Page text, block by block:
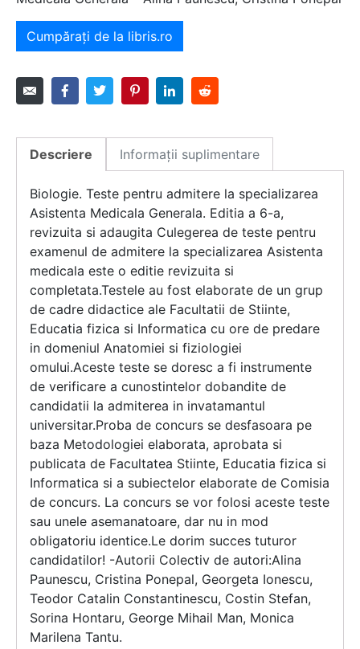
Cumpărați de la libris.ro
Descriere Informații suplimentare
Biologie. Teste pentru admitere la specializarea
Asistenta Medicala Generala. Editia a 6-a,
revizuita si adaugita Culegerea de teste pentru
examenul de admitere la specializarea Asistenta
medicala este o editie revizuita si
completata.Testele au fost elaborate de un grup
de cadre didactice ale Facultatii de Stiinte,
Educatia fizica si Informatica cu ore de predare
in domeniul Anatomiei si fiziologiei
omului.Aceste teste se doresc a fi instrumente
de verificare a cunostintelor dobandite de
candidatii la admiterea in invatamantul
universitar.Proba de concurs se desfasoara pe
baza Metodologiei elaborata, aprobata si
publicata de Facultatea Stiinte, Educatia fizica si
Informatica si a subiectelor elaborate de Comisia
de concurs. La concurs se vor folosi aceste teste
sau unele asemanatoare, dar nu in mod
obligatoriu identice.Le dorim succes tuturor
candidatilor! -Autorii Colectiv de autori:Alina
Paunescu, Cristina Ponepal, Georgeta Ionescu,
Teodor Catalin Constantinescu, Costin Stefan,
Sorina Hontaru, George Mihail Man, Monica
Marilena Tantu.